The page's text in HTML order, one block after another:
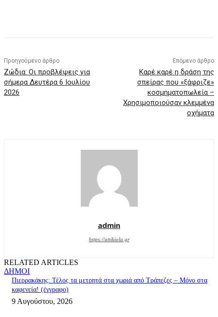
Προηγούμενο άρθρο
Ζώδια: Οι προβλέψεις για
σήμερα Δευτέρα 6 Ιουλίου
2026
Επόμενο άρθρο
Καρέ καρέ η δράση της
σπείρας που «ξάφριζε»
κοσμηματοπωλεία –
Χρησιμοποιούσαν κλεμμένα
οχήματα
admin
https://attikiola.gr
RELATED ARTICLES
ΔΗΜΟΙ
Πιερρακάκης: Τέλος τα μετρητά στα χωριά από Τράπεζες – Μόνο στα
καφενεία! (έγγραφο)
9 Αυγούστου, 2026